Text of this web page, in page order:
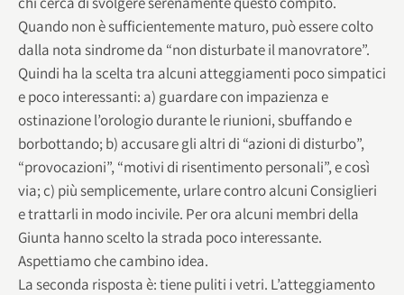
Quando non è sufficientemente maturo, può essere colto
dalla nota sindrome da “non disturbate il manovratore”.
Quindi ha la scelta tra alcuni atteggiamenti poco simpatici
e poco interessanti: a) guardare con impazienza e
ostinazione l’orologio durante le riunioni, sbuffando e
borbottando; b) accusare gli altri di “azioni di disturbo”,
“provocazioni”, “motivi di risentimento personali”, e così
via; c) più semplicemente, urlare contro alcuni Consiglieri
e trattarli in modo incivile. Per ora alcuni membri della
Giunta hanno scelto la strada poco interessante.
Aspettiamo che cambino idea.
La seconda risposta è: tiene puliti i vetri. L’atteggiamento